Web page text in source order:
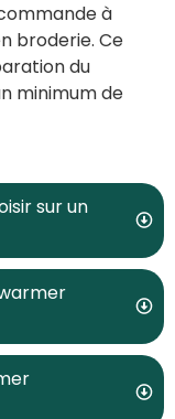
à
broderie. Ce
du
minimum de
sur un